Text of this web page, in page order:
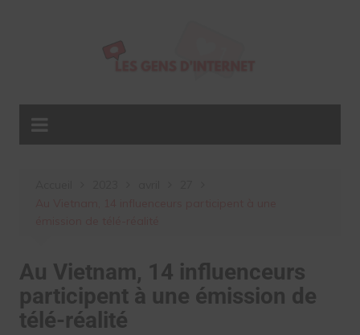
Au Vietnam, 14 influenceurs
participent à une émission de
télé-réalité